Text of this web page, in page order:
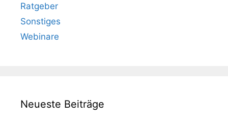
Ratgeber
Sonstiges
Webinare
Neueste Beiträge